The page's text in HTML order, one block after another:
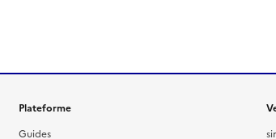
Plateforme
Guides